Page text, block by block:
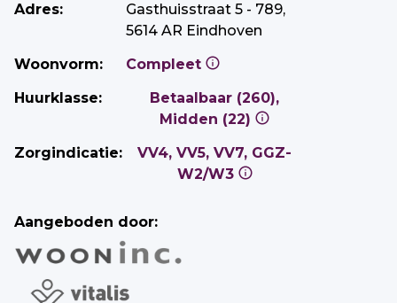
Adres:
Gasthuisstraat 5 - 789,
5614 AR Eindhoven
Woonvorm:
Compleet
Huurklasse:
Betaalbaar (260),
Midden (22)
Zorgindicatie:
VV4, VV5, VV7, GGZ-
W2/W3
Aangeboden door: